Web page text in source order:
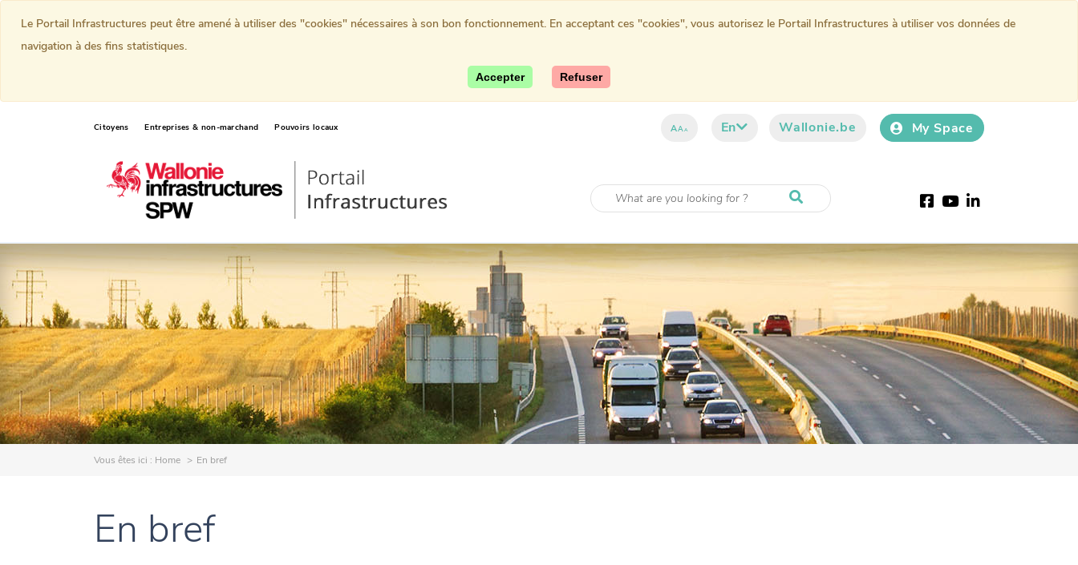
Citoyens Entreprises & non-marchand Pouvoirs locaux AAA En Wallonie.be My Space
Facebook
YoutubeLinkedIn
Vous êtes ici : Home En bref
En bref
Le Portail Infrastructures peut être amené à utiliser des "cookies" nécessaires à son bon fonctionnement. En acceptant ces "cookies", vous autorisez le Portail Infrastructures à utiliser vos données de
navigation à des fins statistiques.
Accepter Refuser